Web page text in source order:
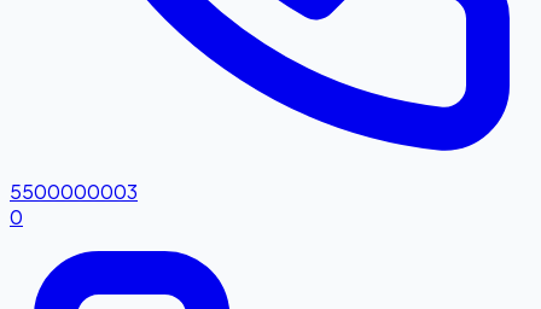
5500000003
0